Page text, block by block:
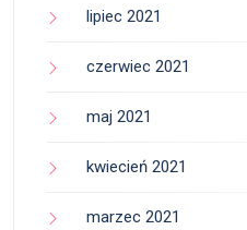
lipiec 2021
czerwiec 2021
maj 2021
kwiecień 2021
marzec 2021